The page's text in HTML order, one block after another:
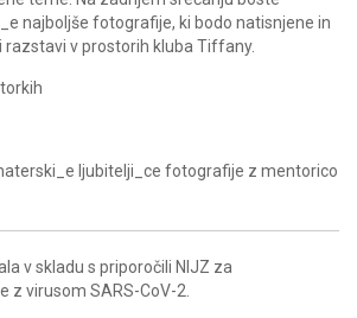
najboljše fotografije, ki bodo natisnjene in
razstavi v prostorih kluba Tiffany.
ljubitelji_ce fotografije z mentorico
v skladu s priporočili NIJZ za
z virusom SARS-CoV-2.